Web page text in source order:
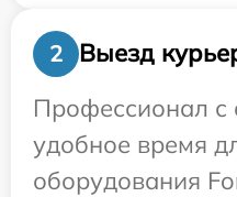
2
Выезд
Профессионал с
удобное время
оборудования